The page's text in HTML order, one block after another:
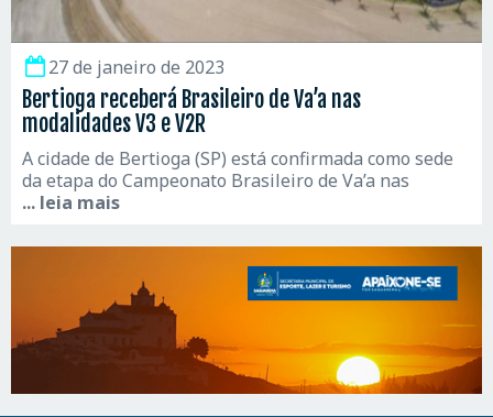
27 de janeiro de 2023
Bertioga receberá Brasileiro de Va’a nas
modalidades V3 e V2R
A cidade de Bertioga (SP) está confirmada como sede
da etapa do Campeonato Brasileiro de Va’a nas
... leia mais